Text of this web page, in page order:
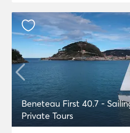
Beneteau First 40.7 -
Private Tours